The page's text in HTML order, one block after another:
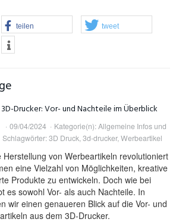
teilen tweet
Drucker: Vor- und Nachteile im Überblick
09/04/2024 Kategorie(n):Allgemeine Infos und
Schlagwörter:3D Druck, 3d-drucker, Werbeartikel
Herstellung von Werbeartikeln revolutioniert
eine Vielzahl von Möglichkeiten, kreative
Produkte zu entwickeln. Doch wie bei
es sowohl Vor- als auch Nachteile. In
wir einen genaueren Blick auf die Vor- und
aus dem 3D-Drucker.